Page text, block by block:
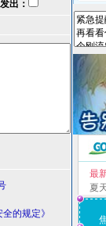
出：
的规定》
最
夏